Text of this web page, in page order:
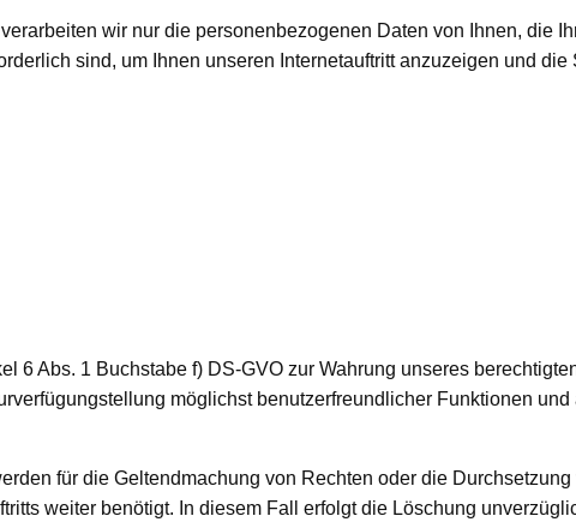
wir nur die personenbezogenen Daten von Ihnen, die
sind, um Ihnen unseren Internetauftritt anzuzeigen und die
6 Abs. 1 Buchstabe f) DS-GVO zur Wahrung unseres
möglichst benutzerfreundlicher Funktionen und
für die Geltendmachung von Rechten oder die
weiter benötigt. In diesem Fall erfolgt die Löschung